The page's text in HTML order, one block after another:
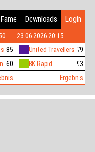
Downloads Login
85
60
23.06.2026 20:15
United Travellers 79
BK Rapid
93
Ergebnis